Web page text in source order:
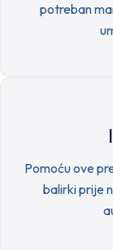
potreban
Pomoću ove
balirki prije